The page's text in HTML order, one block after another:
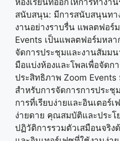
ห้องเรียนที่ออกให้การทำงา
สนับสนุน: มีการสนับสนุนทา
งานอย่างราบรื่น แพลตฟอร์
Events เป็นแพลตฟอร์มหล
จัดการประชุมและงานสัมมน
มือแบ่งห้องและโพลเพื่อจัดก
ประสิทธิภาพ Zoom
สำหรับการจัดการการประ
การที่เรียบง่ายและอินเตอร์
ง่ายดาย คุณสมบัติและประโ
ปฏิวัติการรวมตัวเสมือนจริ